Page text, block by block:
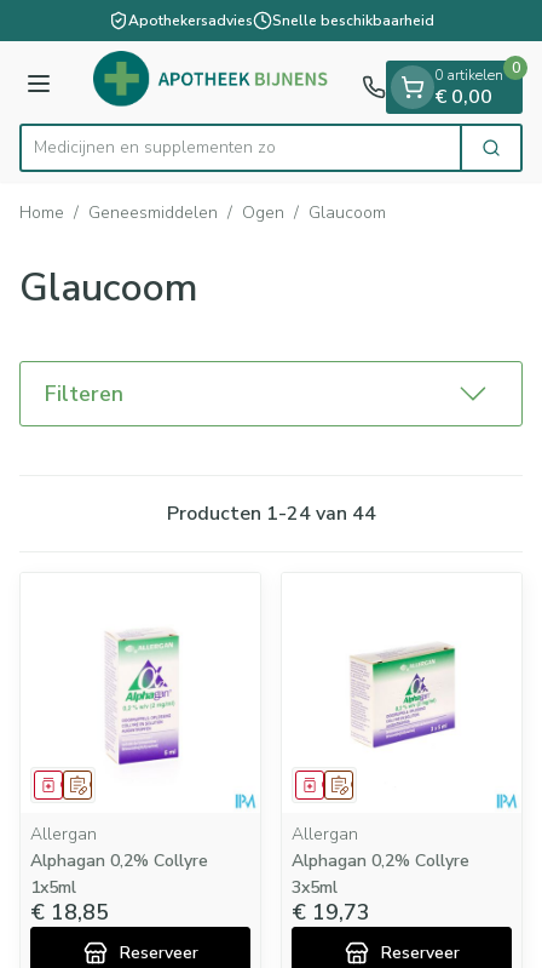
Ga naar de inhoudApothekersadvies Snelle beschikbaarheid
Menu
Product, merk, categorie...
Medicijnen e Zoek
0 artikelen
€ 0,00
0
Home / Geneesmiddelen / Ogen / Glaucoom
Glaucoom
Filteren
Producten 1-24van 44
Op voorschrift
Geneesmiddel
Allergan
Alphagan 0,2% Collyre
1x5ml
€ 18,85
Reserveer
Op voorschrift
Geneesmiddel
Allergan
Alphagan 0,2% Collyre
3x5ml
€ 19,73
Reserveer